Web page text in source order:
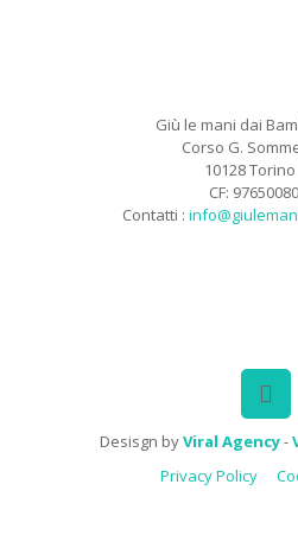
Giù le mani dai
Corso G.
10128 Torino
CF:
Contatti :
Desisgn byViral Agency-
Privacy Policy